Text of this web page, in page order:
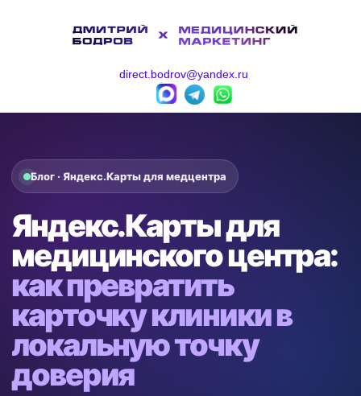
direct.bodrov@yandex.ru
Блог · Яндекс.Карты для медцентра
Яндекс.Карты для
медицинского центра:
как превратить
карточку клиники в
локальную точку
доверия